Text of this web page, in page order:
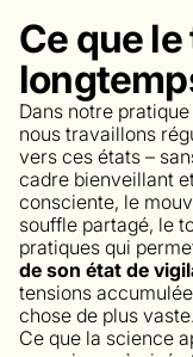
Ce que
Dans notre
nous travaillons
vers ces états –
cadre bienveillant
consciente, le
souffle partagé, le
pratiques qui
de son état de
tensions
chose de plus vaste.
Ce que la science